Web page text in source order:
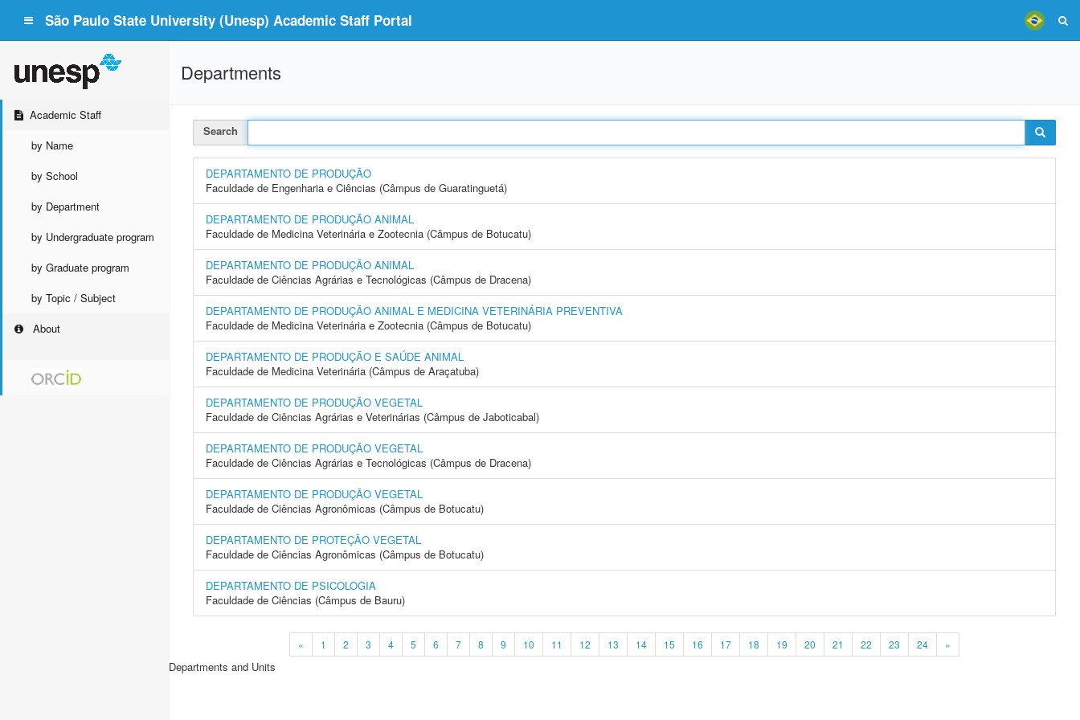
São Paulo State University (Unesp) Academic Staff Portal
Academic Staff
by Name
by School
by Department
by Undergraduate program
by Graduate program
by Topic / Subject
About
Departments
Search
DEPARTAMENTO DE PRODUÇÃO
Faculdade de Engenharia e Ciências (Câmpus de Guaratinguetá)
DEPARTAMENTO DE PRODUÇÃO ANIMAL
Faculdade de Medicina Veterinária e Zootecnia (Câmpus de Botucatu)
DEPARTAMENTO DE PRODUÇÃO ANIMAL
Faculdade de Ciências Agrárias e Tecnológicas (Câmpus de Dracena)
DEPARTAMENTO DE PRODUÇÃO ANIMAL E MEDICINA VETERINÁRIA PREVENTIVA
Faculdade de Medicina Veterinária e Zootecnia (Câmpus de Botucatu)
DEPARTAMENTO DE PRODUÇÃO E SAÚDE ANIMAL
Faculdade de Medicina Veterinária (Câmpus de Araçatuba)
DEPARTAMENTO DE PRODUÇÃO VEGETAL
Faculdade de Ciências Agrárias e Veterinárias (Câmpus de Jaboticabal)
DEPARTAMENTO DE PRODUÇÃO VEGETAL
Faculdade de Ciências Agrárias e Tecnológicas (Câmpus de Dracena)
DEPARTAMENTO DE PRODUÇÃO VEGETAL
Faculdade de Ciências Agronômicas (Câmpus de Botucatu)
DEPARTAMENTO DE PROTEÇÃO VEGETAL
Faculdade de Ciências Agronômicas (Câmpus de Botucatu)
DEPARTAMENTO DE PSICOLOGIA
Faculdade de Ciências (Câmpus de Bauru)
« 1 2 3 4 5 6 7 8 9 10 11 12 13 14 15 16 17 18 19 20 21 22 23 24 »
Departments and Units